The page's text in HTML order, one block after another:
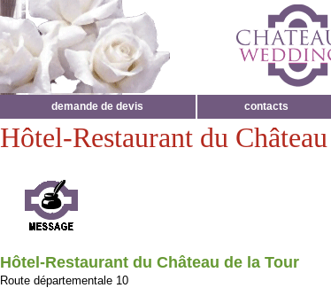
demande de devis
contacts
Hôtel-Restaurant du
Hôtel-Restaurant du Château de la Tour
Route départementale 10